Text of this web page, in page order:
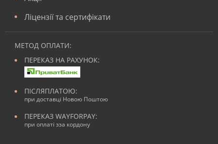
Ліцензії та сертифікати
МЕТОД ОПЛАТИ:
ПЕРЕКАЗ НА РАХУНОК:
ПІСЛЯПЛАТОЮ:
при доставці Новою Поштою
ПЕРЕКАЗ WAYFORPAY:
при оплаті зза кордону